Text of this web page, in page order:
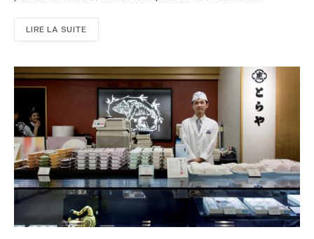
LIRE LA SUITE